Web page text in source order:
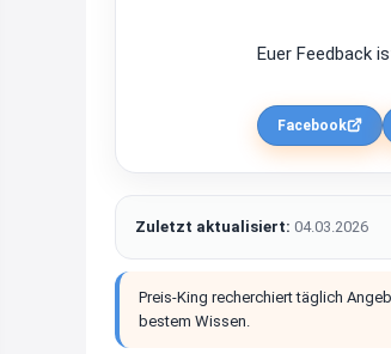
Euer Feedback
Facebook
Zuletzt aktualisiert: 04.03.2026
Preis-King recherchiert täglich
bestem Wissen.